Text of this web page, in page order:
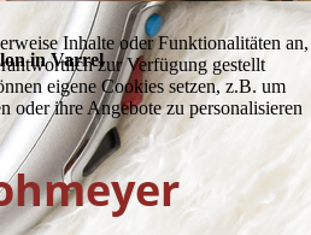
in Varrel
Inhalte oder Funktionalitäten an,
zur Verfügung gestellt
eigene Cookies setzen, z.B. um
oder ihre Angebote zu personalisieren